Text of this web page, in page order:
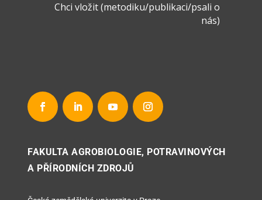
Chci vložit (metodiku/publikaci/psali o
nás)
FAKULTA AGROBIOLOGIE, POTRAVINOVÝCH
A PŘÍRODNÍCH ZDROJŮ